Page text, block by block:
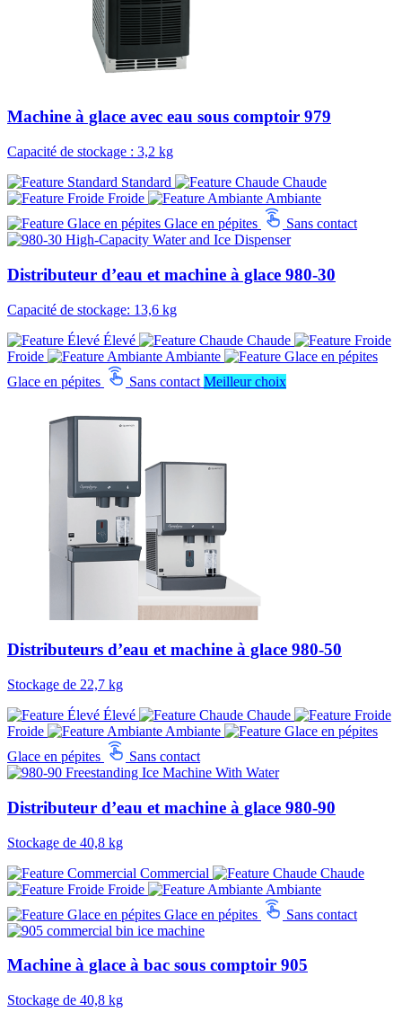
Machine à glace avec eau sous comptoir 979
Capacité de stockage : 3,2 kg
Standard
Chaude
Froide
Ambiante
Glace en pépites
Sans contact
Distributeur d’eau et machine à glace 980-30
Capacité de stockage: 13,6 kg
Élevé
Chaude
Froide
Ambiante
Glace en pépites
Sans contact Meilleur choix
Distributeurs d’eau et machine à glace 980-50
Stockage de 22,7 kg
Élevé
Chaude
Froide
Ambiante
Glace en pépites
Sans contact
Distributeur d’eau et machine à glace 980-90
Stockage de 40,8 kg
Commercial
Chaude
Froide
Ambiante
Glace en pépites
Sans contact
Machine à glace à bac sous comptoir 905
Stockage de 40,8 kg